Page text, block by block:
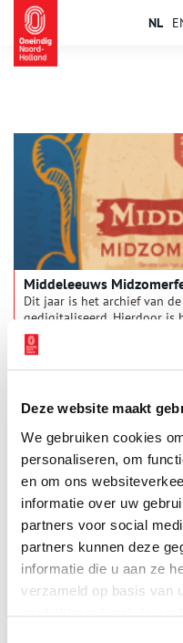
Deze website maakt
We gebruiken cookies
personaliseren, om
en om ons
informatie over uw
partners voor social
partners kunnen deze
informatie die u aan ze
verzameld op basis van
NL
Middeleeuws
Dit jaar is het archief van
gedigitaliseerd. Hierdoor is
van het Noord-Hollands
afronding van dit
archief een Middeleeuws
veel muziek, verhalen, eten
Oudste archief Noord-
Het oudste archief in de
Archief (NHA) is nu geheel